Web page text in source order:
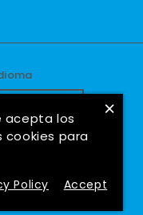
×
acepta los
cookies para
Policy Accept